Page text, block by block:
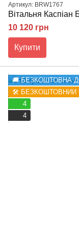
Артикул: BRW1767
Вітальня
10 120 грн
Купити
🚚 БЕЗКОШТОВНА
🛠️ БЕЗКОШТОВНИЙ
4
4